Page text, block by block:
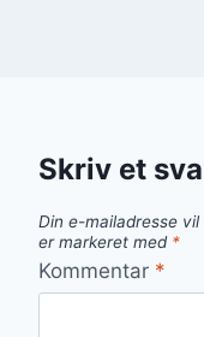
Skriv et
Din e-mailadresse
er markeret med *
Kommentar *